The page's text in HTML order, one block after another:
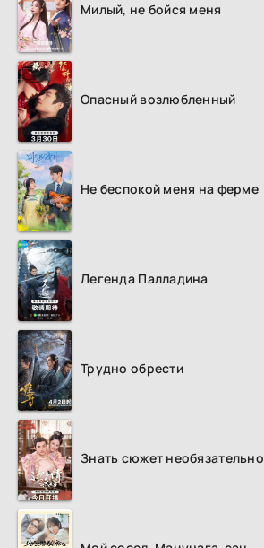
Милый, не бойся меня
Опасный возлюбленный
Не беспокой меня на ферме
Легенда Палладина
Трудно обрести
Знать сюжет необязательно